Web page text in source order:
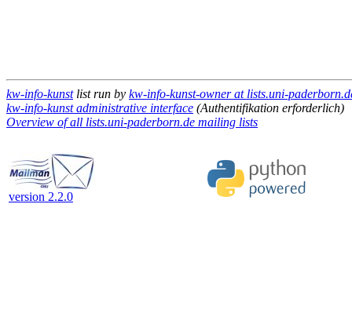
kw-info-kunstlist run by kw-info-kunst-owner at lists.uni-
kw-info-kunst administrative interface (Authentifikation erforderlich)
Overview of all lists.uni-paderborn.de mailing lists
version 2.2.0